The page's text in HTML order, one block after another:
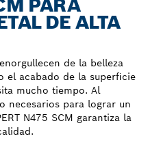
PARA
DE ALTA
de la belleza
el acabado de la superficie
mucho tiempo. Al
necesarios para lograr un
N475 SCM garantiza la